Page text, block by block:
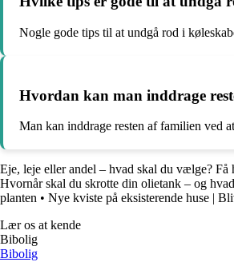
Nogle gode tips til at undgå rod i
Hvordan kan man inddrage
Man kan inddrage resten af familien ved
Eje, leje eller andel – hvad skal du vælge?
Hvornår skal du skrotte din olietank – og
planten • Nye kviste på eksisterende huse |
Lær os at kende
Bibolig
Bibolig